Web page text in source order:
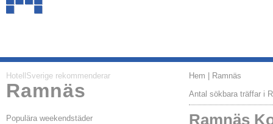
HotellSverige rekommenderar
Ramnäs
Populära weekendstäder
Hem | Ramnäs
Antal sökbara träffar i
Ramnäs